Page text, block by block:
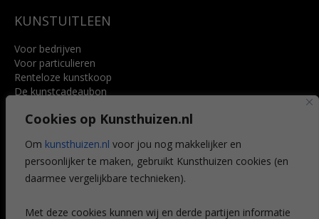
Cookies op Kunsthuizen.nl
Om kunsthuizen.nl voor jou nog makkelijker en
persoonlijker te maken, gebruikt Kunsthuizen cookies (en
daarmee vergelijkbare technieken).
Met deze cookies kunnen wij en derde partijen informatie
KUNSTUITLEEN
Voor bedrijven
Voor particulieren
Renteloze kunstkoop
De kunstcadeaubon
Voordelen
Veelgestelde vragen
CONTACT